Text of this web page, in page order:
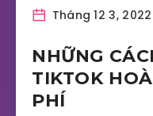
Tháng 12 3, 2022
NHỮNG
TIKTOK
PHÍ